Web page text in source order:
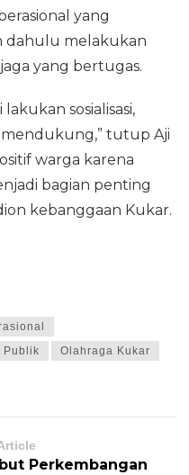
yang
dahulu melakukan
yang bertugas.
sosialisasi,
tutup Aji
warga karena
bagian penting
kebanggaan Kukar.
Publik
Olahraga Kukar
Perkembangan